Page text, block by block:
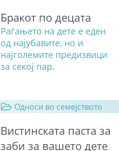
Бракот по децата
Раѓањето на дете е еден
од најубавите, но и
најголемите предизвици
за секој пар.
Односи во семејството
Вистинската паста за
заби за вашето дете